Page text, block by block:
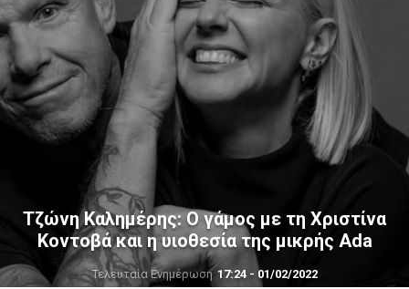
Τζώνη Καλημέρης: Ο γάμος με τη Χριστίνα
Κοντοβά και η υιοθεσία της μικρής Ada
Τελευταία Ενημέρωση 17:24 - 01/02/2022